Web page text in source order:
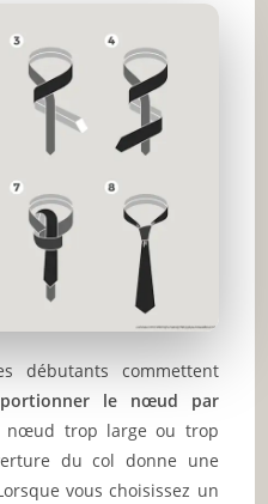
débutants commettent
le nœud par
nœud trop large ou trop
du col donne une
vous choisissez un